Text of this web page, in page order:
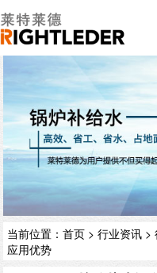
当前位置： 首页> 行业资讯>
应用优势